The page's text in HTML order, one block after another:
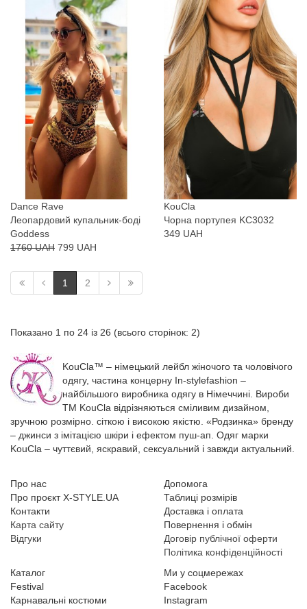
Dance Rave
Леопардовий купальник-боді
Goddess
1760 UAH 799 UAH
KouCla
Чорна портупея KC3032
349 UAH
1 2
Показано 1 по 24 із 26 (всього сторінок: 2)
KouCla™ – німецький лейбл жіночого та чоловічого
одягу, частина концерну In-stylefashion –
найбільшого виробника одягу в Німеччині. Вироби
ТМ KouCla відрізняються сміливим дизайном,
зручною розмірно. сіткою і високою якістю. «Родзинка» бренду
– джинси з імітацією шкіри і ефектом пуш-ап. Одяг марки
KouCla – чуттєвий, яскравий, сексуальний і завжди актуальний.
Про нас
Про проєкт X-STYLE.UA
Контакти
Карта сайту
Відгуки
Допомога
Таблиці розмірів
Доставка і оплата
Повернення і обмін
Договір публічної оферти
Політика конфіденційності
Каталог
Festival
Карнавальні костюми
Ми у соцмережах
Facebook
Instagram